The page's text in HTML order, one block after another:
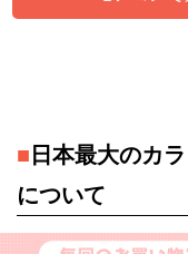
■ 日本最大のカ
について